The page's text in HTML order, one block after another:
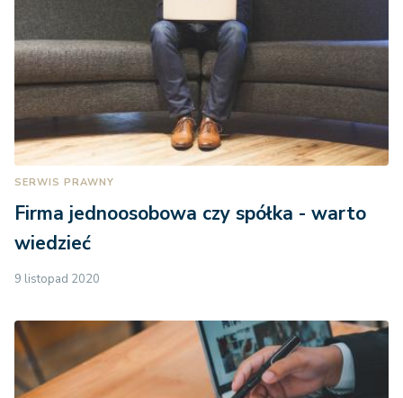
SERWIS PRAWNY
Firma jednoosobowa czy spółka - warto
wiedzieć
9 listopad 2020